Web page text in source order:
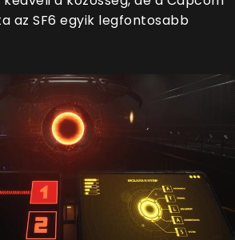
az SF6 egyik legfontosabb